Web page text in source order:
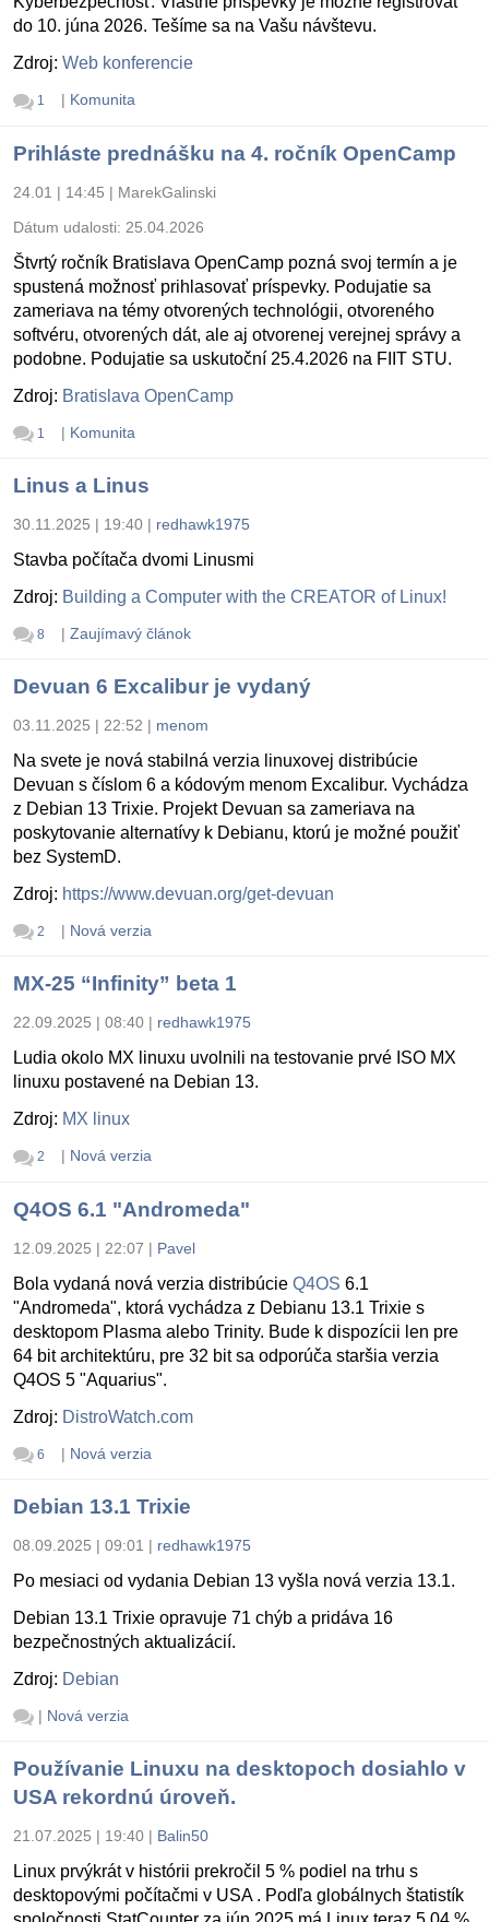
do 10. júna 2026. Tešíme sa na Vašu návštevu.
Zdroj: Web konferencie
1 | Komunita
Prihláste prednášku na 4. ročník OpenCamp
24.01 | 14:45 | MarekGalinski
Dátum udalosti: 25.04.2026
Štvrtý ročník Bratislava OpenCamp pozná svoj termín a je
spustená možnosť prihlasovať príspevky. Podujatie sa
zameriava na témy otvorených technológii, otvoreného
softvéru, otvorených dát, ale aj otvorenej verejnej správy a
podobne. Podujatie sa uskutoční 25.4.2026 na FIIT STU.
Zdroj: Bratislava OpenCamp
1 | Komunita
Linus a Linus
30.11.2025 | 19:40 | redhawk1975
Stavba počítača dvomi Linusmi
Zdroj: Building a Computer with the CREATOR of Linux!
8 | Zaujímavý článok
Devuan 6 Excalibur je vydaný
03.11.2025 | 22:52 | menom
Na svete je nová stabilná verzia linuxovej distribúcie
Devuan s číslom 6 a kódovým menom Excalibur. Vychádza
z Debian 13 Trixie. Projekt Devuan sa zameriava na
poskytovanie alternatívy k Debianu, ktorú je možné použiť
bez SystemD.
Zdroj: https://www.devuan.org/get-devuan
2 | Nová verzia
MX-25 “Infinity” beta 1
22.09.2025 | 08:40 | redhawk1975
Ludia okolo MX linuxu uvolnili na testovanie prvé ISO MX
linuxu postavené na Debian 13.
Zdroj: MX linux
2 | Nová verzia
Q4OS 6.1 "Andromeda"
12.09.2025 | 22:07 | Pavel
Bola vydaná nová verzia distribúcie Q4OS 6.1
"Andromeda", ktorá vychádza z Debianu 13.1 Trixie s
desktopom Plasma alebo Trinity. Bude k dispozícii len pre
64 bit architektúru, pre 32 bit sa odporúča staršia verzia
Q4OS 5 "Aquarius".
Zdroj: DistroWatch.com
6 | Nová verzia
Debian 13.1 Trixie
08.09.2025 | 09:01 | redhawk1975
Po mesiaci od vydania Debian 13 vyšla nová verzia 13.1.
Debian 13.1 Trixie opravuje 71 chýb a pridáva 16
bezpečnostných aktualizácií.
Zdroj: Debian
| Nová verzia
Používanie Linuxu na desktopoch dosiahlo v
USA rekordnú úroveň.
21.07.2025 | 19:40 | Balin50
Linux prvýkrát v histórii prekročil 5 % podiel na trhu s
desktopovými počítačmi v USA . Podľa globálnych štatistík